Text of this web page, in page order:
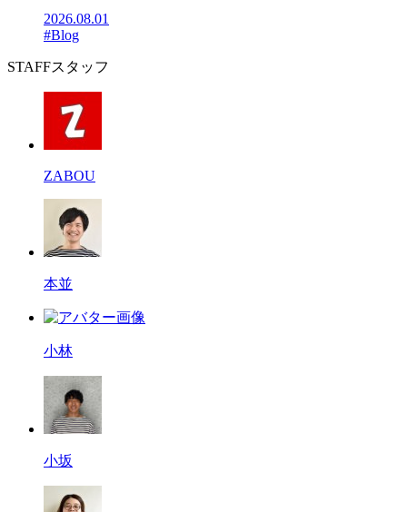
2026.08.01
#Blog
STAFFスタッフ
ZABOU
本並
小林
小坂